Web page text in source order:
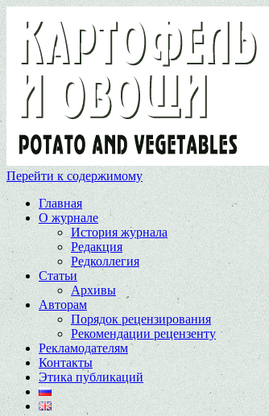
Перейти к содержимому
Главная
О журнале
История журнала
Редакция
Редколлегия
Статьи
Архивы
Авторам
Порядок рецензирования
Рекомендации рецензенту
Рекламодателям
Контакты
Этика публикаций